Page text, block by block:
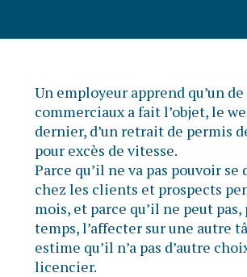
Un employeur apprend qu’un de
commerciaux a fait l’objet, le
dernier, d’un retrait de permis
pour excès de vitesse.
Parce qu’il ne va pas pouvoir se
chez les clients et prospects
mois, et parce qu’il ne peut
temps, l’affecter sur une autre
estime qu’il n’a pas d’autre
licencier.